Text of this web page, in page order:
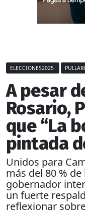
ELECCIONES2025
A pesar
Rosario,
que “La
pintada
Unidos para
más del 80 %
gobernador
un fuerte
reflexionar